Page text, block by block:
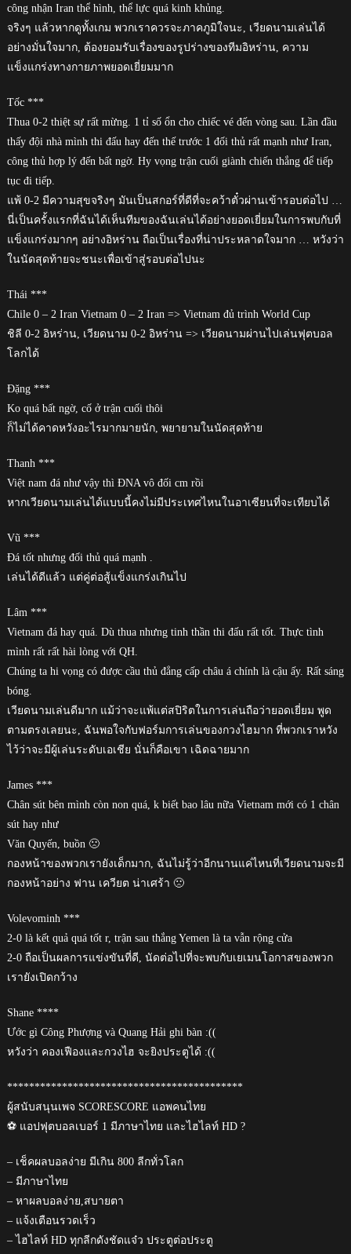
công nhận Iran thể hình, thể lực quá kinh khủng.
จริงๆ แล้วหากดูทั้งเกม พวกเราควรจะภาคภูมิใจนะ, เวียดนามเล่นได้
อย่างมั่นใจมาก, ต้องยอมรับเรื่องของรูปร่างของทีมอิหร่าน, ความ
แข็งแกร่งทางกายภาพยอดเยี่ยมมาก
Tốc ***
Thua 0-2 thiệt sự rất mừng. 1 tỉ số ổn cho chiếc vé đến vòng sau. Lần đầu
thấy đội nhà mình thi đấu hay đến thế trước 1 đối thủ rất mạnh như Iran,
công thủ hợp lý đến bất ngờ. Hy vọng trận cuối giành chiến thắng để tiếp
tục đi tiếp.
แพ้ 0-2 มีความสุขจริงๆ มันเป็นสกอร์ที่ดีที่จะคว้าตั๋วผ่านเข้ารอบต่อไป …
นี่เป็นครั้งแรกที่ฉันได้เห็นทีมของฉันเล่นได้อย่างยอดเยี่ยมในการพบกับที่
แข็งแกร่งมากๆ อย่างอิหร่าน ถือเป็นเรื่องที่น่าประหลาดใจมาก … หวังว่า
ในนัดสุดท้ายจะชนะเพื่อเข้าสู่รอบต่อไปนะ
Thái ***
Chile 0 – 2 Iran Vietnam 0 – 2 Iran => Vietnam đủ trình World Cup
ชิลี 0-2 อิหร่าน, เวียดนาม 0-2 อิหร่าน => เวียดนามผ่านไปเล่นฟุตบอล
โลกได้
Đặng ***
Ko quá bất ngờ, cố ở trận cuối thôi
ก็ไม่ได้คาดหวังอะไรมากมายนัก, พยายามในนัดสุดท้าย
Thanh ***
Việt nam đá như vậy thì ĐNA vô đối cm rồi
หากเวียดนามเล่นได้แบบนี้คงไม่มีประเทศไหนในอาเซียนที่จะเทียบได้
Vũ ***
Đá tốt nhưng đối thủ quá mạnh .
เล่นได้ดีแล้ว แต่คู่ต่อสู้แข็งแกร่งเกินไป
Lâm ***
Vietnam đá hay quá. Dù thua nhưng tinh thần thi đấu rất tốt. Thực tình
mình rất rất hài lòng với QH.
Chúng ta hi vọng có được cầu thủ đẳng cấp châu á chính là cậu ấy. Rất sáng
bóng.
เวียดนามเล่นดีมาก แม้ว่าจะแพ้แต่สปิริตในการเล่นถือว่ายอดเยี่ยม พูด
ตามตรงเลยนะ, ฉันพอใจกับฟอร์มการเล่นของกวงไฮมาก ที่พวกเราหวัง
ไว้ว่าจะมีผู้เล่นระดับเอเชีย นั่นก็คือเขา เฉิดฉายมาก
James ***
Chân sút bên mình còn non quá, k biết bao lâu nữa Vietnam mới có 1 chân
sút hay như
Văn Quyến, buồn 🙁
กองหน้าของพวกเรายังเด็กมาก, ฉันไม่รู้ว่าอีกนานแค่ไหนที่เวียดนามจะมี
กองหน้าอย่าง ฟาน เควียต น่าเศร้า 🙁
Volevominh ***
2-0 là kết quả quá tốt r, trận sau thắng Yemen là ta vẫn rộng cửa
2-0 ถือเป็นผลการแข่งขันที่ดี, นัดต่อไปที่จะพบกับเยเมนโอกาสของพวก
เรายังเปิดกว้าง
Shane ****
Ước gì Công Phượng và Quang Hải ghi bàn :((
หวังว่า คองเฟืองและกวงไฮ จะยิงประตูได้ :((
*******************************************
ผู้สนับสนุนเพจ SCORESCORE แอพคนไทย
⚽ แอปฟุตบอลเบอร์ 1 มีภาษาไทย และไฮไลท์ HD ?
– เช็คผลบอลง่าย มีเกิน 800 ลีกทั่วโลก
– มีภาษาไทย
– หาผลบอลง่าย,สบายตา
– แจ้งเตือนรวดเร็ว
– ไฮไลท์ HD ทุกลีกดังชัดแจ๋ว ประตูต่อประตู